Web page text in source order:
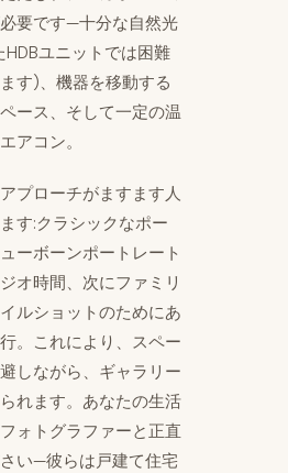
要です—十分な自然光
ユニットでは困難
す)、機器を移動する
ース、そして一定の温
アコン。
プローチがますます人
す:クラシックなポー
ーボーンポートレート
オ時間、次にファミリ
ルショットのためにあ
。これにより、スペー
しながら、ギャラリー
れます。あなたの生活
ォトグラファーと正直
い—彼らは戸建て住宅